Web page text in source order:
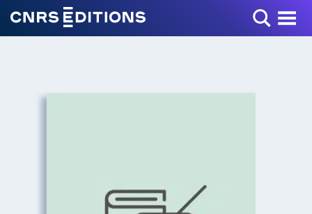
Toggle Menu